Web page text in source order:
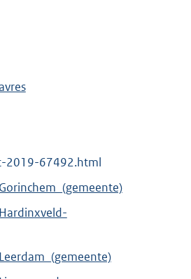
2019-67492.html